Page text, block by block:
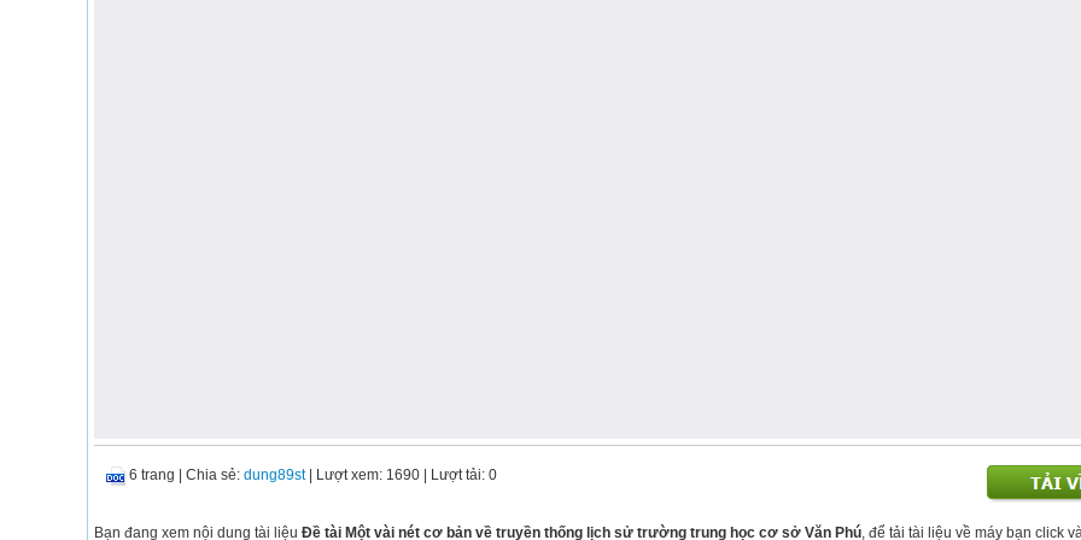
6 trang Chia sẻ: dung89st| Lượt xem: 1690 | Lượt tải: 0
Bạn đang xem nội dung tài liệu Đề tài Một vài nét cơ bản về truyền thống lịch sử trường trung học cơ sở Văn Phú, để tải tài liệu về máy bạn click